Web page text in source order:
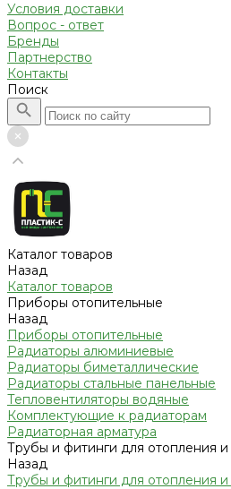
Условия доставки
Вопрос - ответ
Бренды
Партнерство
Контакты
Поиск
Каталог товаров
Назад
Каталог товаров
Приборы отопительные
Назад
Приборы отопительные
Радиаторы алюминиевые
Радиаторы биметаллические
Радиаторы стальные панельные
Тепловентиляторы водяные
Комплектующие к радиаторам
Радиаторная арматура
Трубы и фитинги для отопления
Назад
Трубы и фитинги для отопления